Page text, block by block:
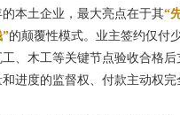
本土企业，最大亮点在于其“
”的颠覆性模式。业主签约仅付
、木工等关键节点验收合格后
进度的监督权、付款主动权完